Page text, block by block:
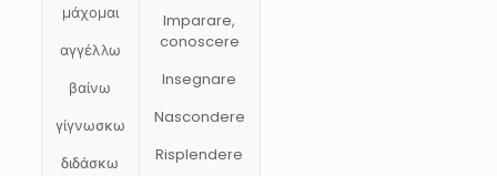
μάχομαι
αγγέλλω
βαίνω
γίγνωσκω
διδάσκω
Imparare,
conoscere
Insegnare
Nascondere
Risplendere